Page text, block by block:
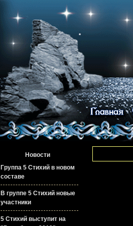
Новости
Группа 5 Стихий в новом
составе
В группе 5 Стихий новые
участники
5 Стихий выступит на